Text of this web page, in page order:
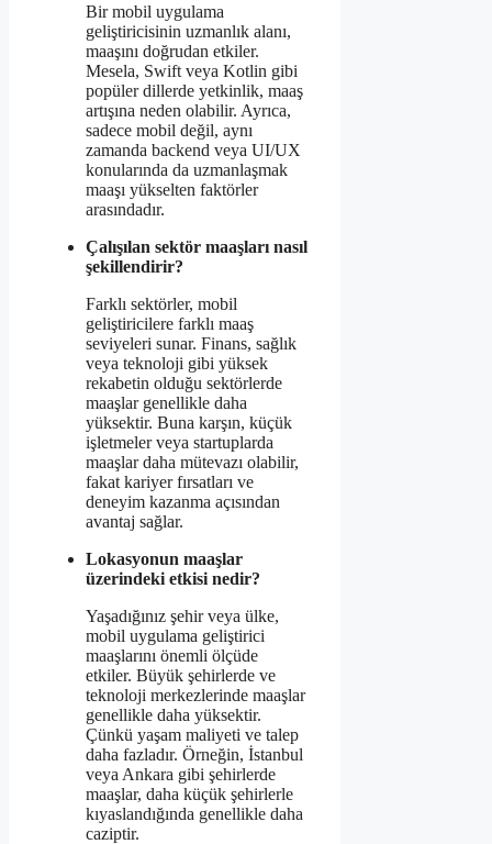
Bir mobil uygulama
geliştiricisinin uzmanlık alanı,
maaşını doğrudan etkiler.
Mesela, Swift veya Kotlin gibi
popüler dillerde yetkinlik, maaş
artışına neden olabilir. Ayrıca,
sadece mobil değil, aynı
zamanda backend veya UI/UX
konularında da uzmanlaşmak
maaşı yükselten faktörler
arasındadır.
Çalışılan sektör maaşları nasıl
şekillendirir?
Farklı sektörler, mobil
geliştiricilere farklı maaş
seviyeleri sunar. Finans, sağlık
veya teknoloji gibi yüksek
rekabetin olduğu sektörlerde
maaşlar genellikle daha
yüksektir. Buna karşın, küçük
işletmeler veya startuplarda
maaşlar daha mütevazı olabilir,
fakat kariyer fırsatları ve
deneyim kazanma açısından
avantaj sağlar.
Lokasyonun maaşlar
üzerindeki etkisi nedir?
Yaşadığınız şehir veya ülke,
mobil uygulama geliştirici
maaşlarını önemli ölçüde
etkiler. Büyük şehirlerde ve
teknoloji merkezlerinde maaşlar
genellikle daha yüksektir.
Çünkü yaşam maliyeti ve talep
daha fazladır. Örneğin, İstanbul
veya Ankara gibi şehirlerde
maaşlar, daha küçük şehirlerle
kıyaslandığında genellikle daha
caziptir.